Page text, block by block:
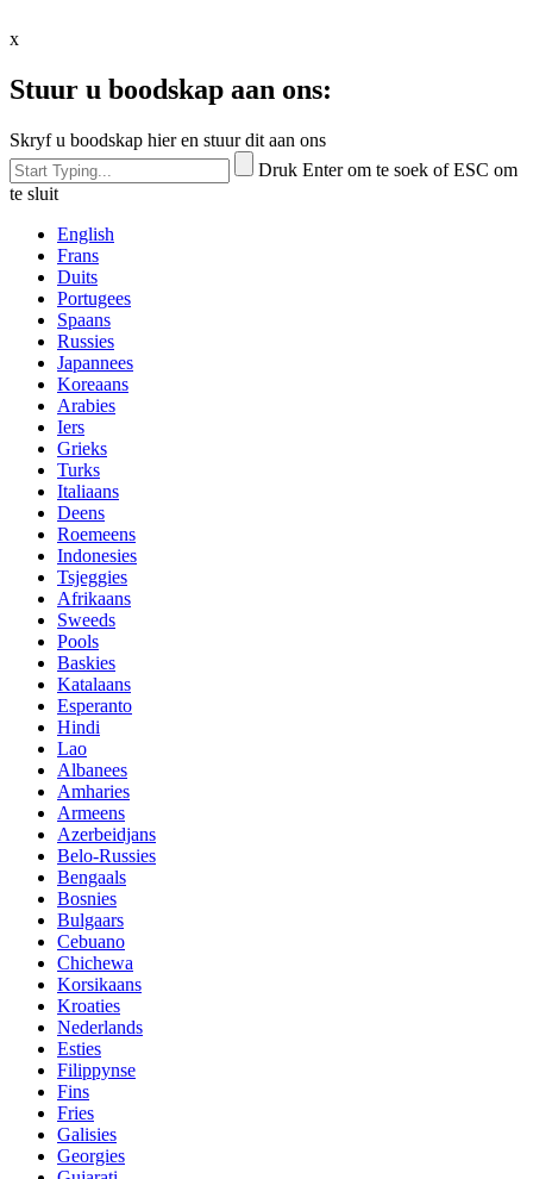
x
Stuur u boodskap aan ons:
Skryf u boodskap hier en stuur dit aan ons
Druk Enter om te soek of ESC om
te sluit
English
Frans
Duits
Portugees
Spaans
Russies
Japannees
Koreaans
Arabies
Iers
Grieks
Turks
Italiaans
Deens
Roemeens
Indonesies
Tsjeggies
Afrikaans
Sweeds
Pools
Baskies
Katalaans
Esperanto
Hindi
Lao
Albanees
Amharies
Armeens
Azerbeidjans
Belo-Russies
Bengaals
Bosnies
Bulgaars
Cebuano
Chichewa
Korsikaans
Kroaties
Nederlands
Esties
Filippynse
Fins
Fries
Galisies
Georgies